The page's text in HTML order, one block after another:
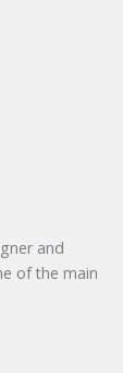
and
of the main